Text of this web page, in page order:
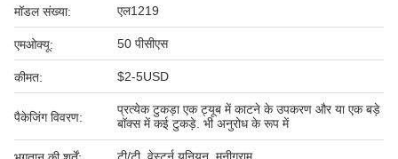
मॉडल संख्या: एल1219
एमओक्यू: 50 पीसीएस
कीमत: $2-5USD
पैकेजिंग विवरण:
प्रत्येक टुकड़ा एक ट्यूब में काटने के उपकरण और या एक बड़े
बॉक्स में कई टुकड़े. भी अनुरोध के रूप में